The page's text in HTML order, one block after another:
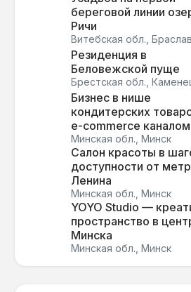
береговой линии
Ричи
Витебская обл., Браслав
Резиденция в
Беловежской пуще
Брестская обл.,
Бизнес в нише
кондитерских
e-commerce каналом
Минская обл., Минск
Салон красоты в
доступности от
Ленина
Минская обл., Минск
YOYO Studio —
пространство в
Минска
Минская обл., Минск